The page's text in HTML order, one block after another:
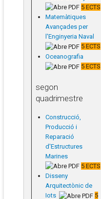
5 ECTS
Matemàtiques
Avançades per
l'Enginyeria Naval
5 ECTS
Oceanografia
5 ECTS
segon
quadrimestre
Construcció,
Producció i
Reparació
d'Estructures
Marines
5 ECTS
Disseny
Arquitectònic de
Iots
5